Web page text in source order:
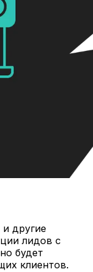
другие
лидов с
будет
клиентов.